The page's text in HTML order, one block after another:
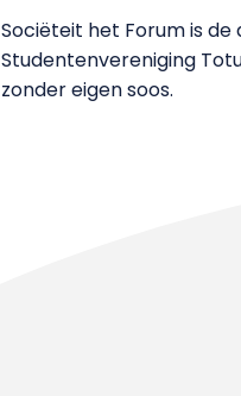
Sociëteit het Forum is de
Studentenvereniging
zonder eigen soos.